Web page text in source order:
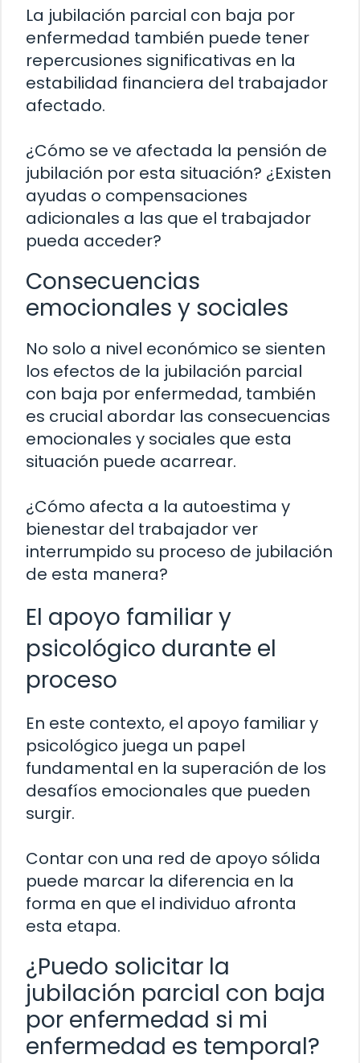
La jubilación parcial con baja por
enfermedad también puede tener
repercusiones significativas en la
estabilidad financiera del trabajador
afectado.
¿Cómo se ve afectada la pensión de
jubilación por esta situación? ¿Existen
ayudas o compensaciones
adicionales a las que el trabajador
pueda acceder?
Consecuencias
emocionales y sociales
No solo a nivel económico se sienten
los efectos de la jubilación parcial
con baja por enfermedad, también
es crucial abordar las consecuencias
emocionales y sociales que esta
situación puede acarrear.
¿Cómo afecta a la autoestima y
bienestar del trabajador ver
interrumpido su proceso de jubilación
de esta manera?
El apoyo familiar y
psicológico durante el
proceso
En este contexto, el apoyo familiar y
psicológico juega un papel
fundamental en la superación de los
desafíos emocionales que pueden
surgir.
Contar con una red de apoyo sólida
puede marcar la diferencia en la
forma en que el individuo afronta
esta etapa.
¿Puedo solicitar la
jubilación parcial con baja
por enfermedad si mi
enfermedad es temporal?